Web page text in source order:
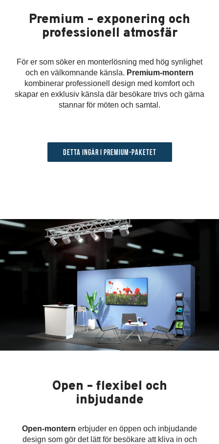
Premium – exponering och
professionell atmosfär
För er som söker en monterlösning med hög synlighet
och en välkomnande känsla. Premium-montern
kombinerar professionell design med komfort och
skapar en exklusiv känsla där besökare trivs och gärna
stannar för möten och samtal.
Detta ingår i Premium-paketet
Open – flexibel och
inbjudande
Open-montern erbjuder en öppen och inbjudande
design som gör det lätt för besökare att kliva in och